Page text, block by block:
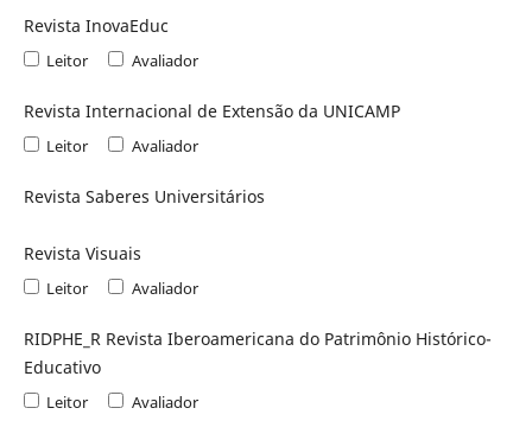
Revista InovaEduc
Leitor Avaliador
Revista Internacional de Extensão da UNICAMP
Leitor Avaliador
Revista Saberes Universitários
Revista Visuais
Leitor Avaliador
RIDPHE_R Revista Iberoamericana do Patrimônio Histórico-
Educativo
Leitor Avaliador